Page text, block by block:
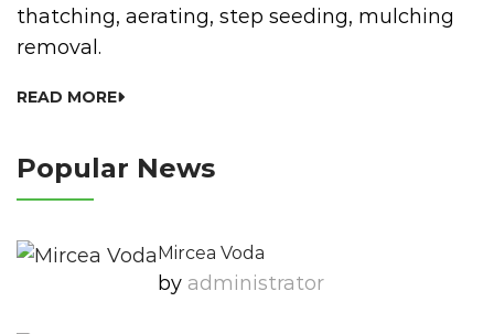
thatching, aerating, step seeding, mulching
removal.
READ MORE
Popular News
Mircea Voda
by Administrator